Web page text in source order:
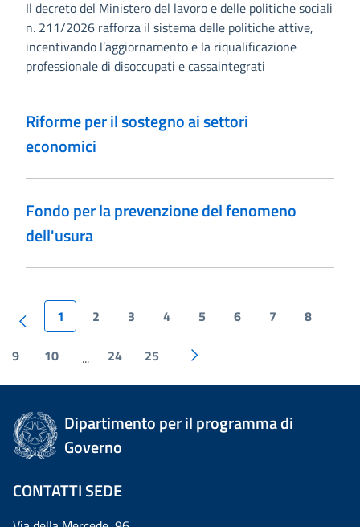
Il decreto del Ministero del lavoro e delle politiche sociali
n. 211/2026 rafforza il sistema delle politiche attive,
incentivando l’aggiornamento e la riqualificazione
professionale di disoccupati e cassaintegrati
Riforme per il sostegno ai settori
economici
Fondo per la prevenzione del fenomeno
dell'usura
1 2 3 4 5 6 7 8
9 10 ... 24 25
Dipartimento per il programma di
Governo
CONTATTI SEDE